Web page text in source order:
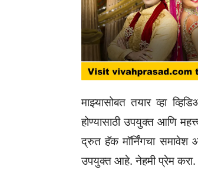
माझ्यासोबत तयार व्हा
होण्यासाठी उपयुक्त आणि
द्रुत हॅक मॉर्निंगचा समावेश
उपयुक्त आहे. नेहमी प्रेम करा.